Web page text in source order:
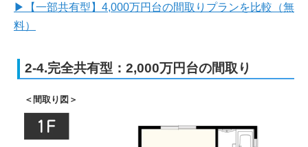
▶【一部共有型】4,000万円台の間取りプランを比較（無
料）
2-4.完全共有型：2,000万円台の間取り
＜間取り図＞